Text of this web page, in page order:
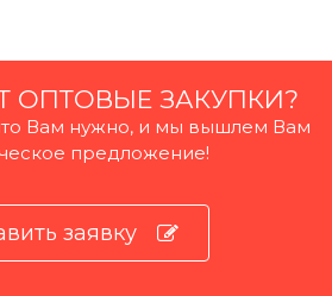
ОПТОВЫЕ ЗАКУПКИ?
Вам нужно, и мы вышлем Вам
предложение!
заявку